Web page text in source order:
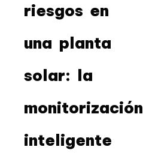
riesgos en
una planta
solar: la
monitorización
inteligente